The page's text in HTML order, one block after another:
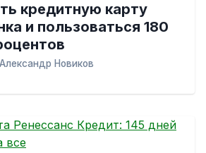
кредитную карту
и пользоваться 180
Александр Новиков